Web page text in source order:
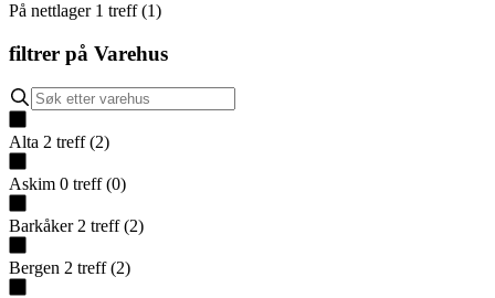
På nettlager 1 treff (1)
filtrer på Varehus
Alta 2 treff (2)
Askim 0 treff (0)
Barkåker 2 treff (2)
Bergen 2 treff (2)